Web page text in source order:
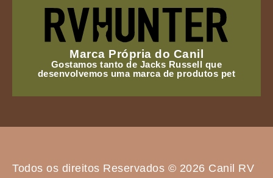
Marca Própria do Canil
Gostamos tanto de Jacks Russell que
desenvolvemos uma marca de produtos pet
Todos os direitos Reservados © 2026 Canil RV